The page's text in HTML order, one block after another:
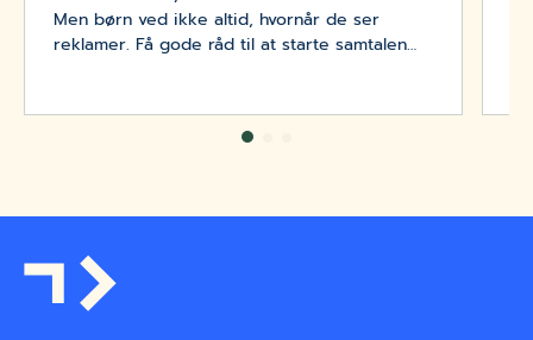
Men børn ved ikke altid, hvornår de ser
reklamer. Få gode råd til at starte samtalen